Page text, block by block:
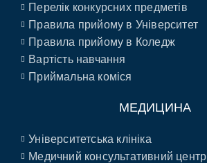
Перелік конкурсних предметів
Правила прийому в Університет
Правила прийому в Коледж
Вартість навчання
Приймальна коміся
МЕДИЦИНА
Університетська клініка
Медичний консультативний центр